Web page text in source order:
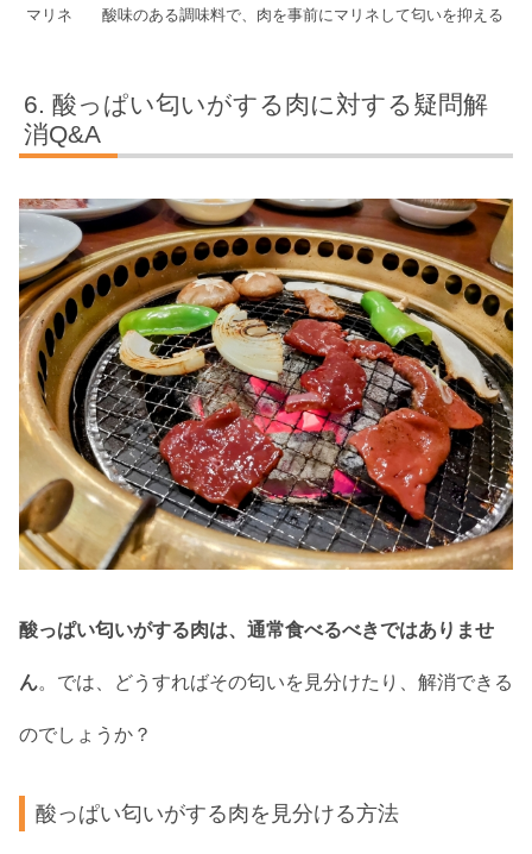
マリネ 酸味のある調味料で、肉を事前にマリネして匂いを抑える
酸っぱい匂いがする肉に対する疑問解
消Q&A
酸っぱい匂いがする肉は、通常食べるべきではありませ
ん。では、どうすればその匂いを見分けたり、解消できる
のでしょうか？
酸っぱい匂いがする肉を見分ける方法